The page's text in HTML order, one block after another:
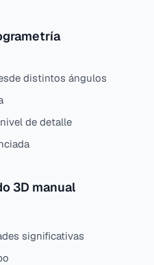
distintos ángulos
de detalle
3D manual
significativas